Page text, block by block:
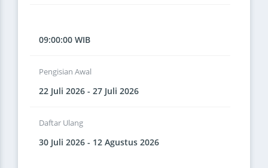
09:00:00 WIB
Pengisian Awal
22 Juli 2026 - 27 Juli 2026
Daftar Ulang
30 Juli 2026 - 12 Agustus 2026